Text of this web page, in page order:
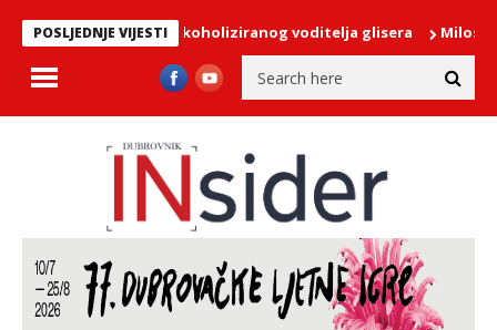
POSLJEDNJE VIJESTI
zaustavila alkoholiziranog voditelja glisera Miloslavić: